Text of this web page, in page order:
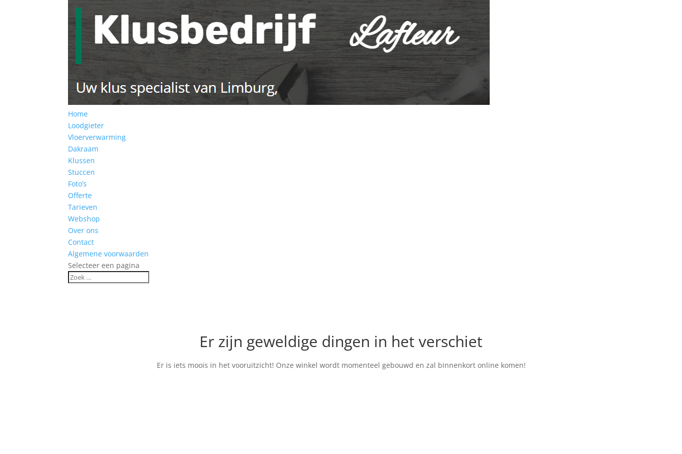
Home
Loodgieter
Vloerverwarming
Dakraam
Klussen
Stuccen
Foto’s
Offerte
Tarieven
Webshop
Over ons
Contact
Algemene voorwaarden
Selecteer een pagina
Er zijn geweldige dingen in het verschiet
Er is iets moois in het vooruitzicht! Onze winkel wordt momenteel gebouwd en zal binnenkort online komen!